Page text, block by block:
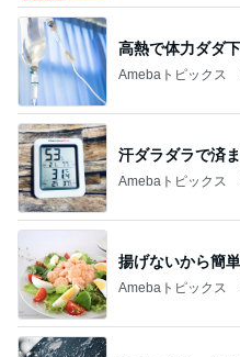
高熱で体力ダダ
Amebaトピックス
汗ダラダラで済
Amebaトピックス
揚げないから簡
Amebaトピックス